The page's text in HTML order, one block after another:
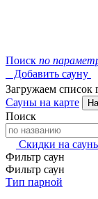
Поиск по
Добавить сауну
Загружаем список
Сауны на карте
Поиск
Скидки на
Фильтр саун
Фильтр саун
Тип парной